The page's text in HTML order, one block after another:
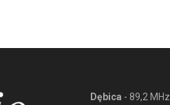
Dębica - 89,2 MHz